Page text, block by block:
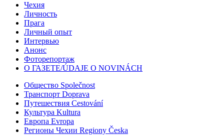
Чехия
Личность
Прага
Личный опыт
Интервью
Анонс
Фоторепортаж
О ГАЗЕТЕ/ÚDAJE O NOVINÁCH
Общество Společnost
Транспорт Doprava
Путешествия Cestování
Культура Kultura
Европа Evropa
Регионы Чехии Regiony Česka